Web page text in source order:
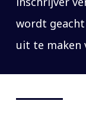
wordt
uit te maken